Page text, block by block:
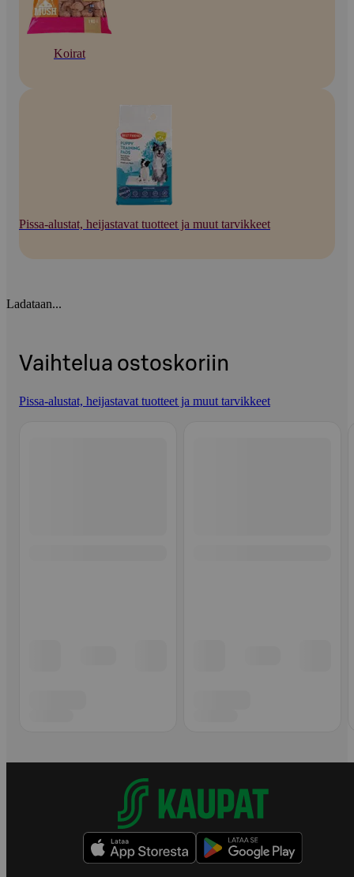
Koirat
Pissa-alustat, heijastavat tuotteet ja muut tarvikkeet
Ladataan...
Vaihtelua ostoskoriin
Pissa-alustat, heijastavat tuotteet ja muut tarvikkeet